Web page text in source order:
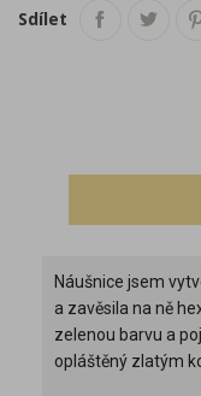
Sdílet
Náušnice jsem
a zavěsila na ně
zelenou barvu a
opláštěný zlatým